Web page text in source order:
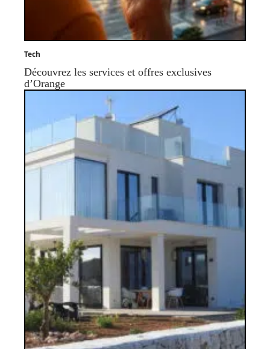
Tech
Découvrez les services et offres exclusives
d’Orange